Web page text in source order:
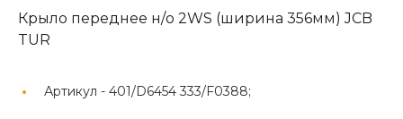
Крыло переднее н/о 2WS (ширина 356мм) JCB
TUR
Артикул - 401/D6454 333/F0388;